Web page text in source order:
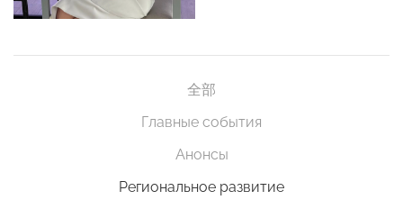
全部
Главные события
Анонсы
Региональное развитие